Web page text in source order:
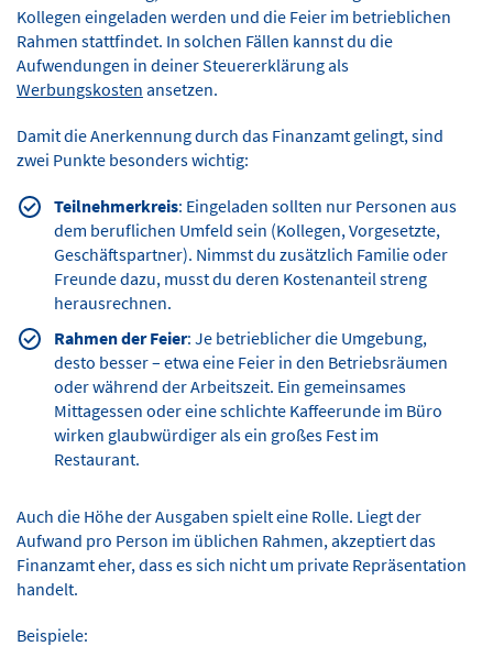
Kollegen eingeladen werden und die Feier im betrieblichen
Rahmen stattfindet. In solchen Fällen kannst du die
Aufwendungen in deiner Steuererklärung als
Werbungskosten ansetzen.
Damit die Anerkennung durch das Finanzamt gelingt, sind
zwei Punkte besonders wichtig:
Teilnehmerkreis: Eingeladen sollten nur Personen aus
dem beruflichen Umfeld sein (Kollegen, Vorgesetzte,
Geschäftspartner). Nimmst du zusätzlich Familie oder
Freunde dazu, musst du deren Kostenanteil streng
herausrechnen.
Rahmen der Feier: Je betrieblicher die Umgebung,
desto besser – etwa eine Feier in den Betriebsräumen
oder während der Arbeitszeit. Ein gemeinsames
Mittagessen oder eine schlichte Kaffeerunde im Büro
wirken glaubwürdiger als ein großes Fest im
Restaurant.
Auch die Höhe der Ausgaben spielt eine Rolle. Liegt der
Aufwand pro Person im üblichen Rahmen, akzeptiert das
Finanzamt eher, dass es sich nicht um private Repräsentation
handelt.
Beispiele: